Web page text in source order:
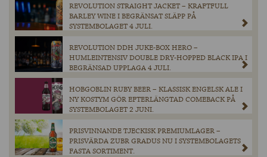
REVOLUTION STRAIGHT JACKET – KRAFTFULL
BARLEY WINE I BEGRÄNSAT SLÄPP PÅ
SYSTEMBOLAGET 4 JULI.
REVOLUTION DDH JUKE-BOX HERO –
HUMLEINTENSIV DOUBLE DRY-HOPPED BLACK IPA I
BEGRÄNSAD UPPLAGA 4 JULI.
HOBGOBLIN RUBY BEER – KLASSISK ENGELSK ALE I
NY KOSTYM GÖR EFTERLÄNGTAD COMEBACK PÅ
SYSTEMBOLAGET 2 JUNI.
PRISVINNANDE TJECKISK PREMIUMLAGER –
PRISVÄRDA ZUBR GRADUS NU I SYSTEMBOLAGETS
FASTA SORTIMENT.